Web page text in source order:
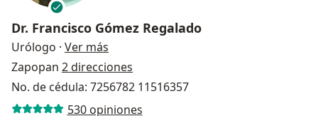
Dr. Francisco Gómez Regalado
Urólogo · Ver más
Zapopan 2 direcciones
No. de cédula: 7256782 11516357
530 opiniones